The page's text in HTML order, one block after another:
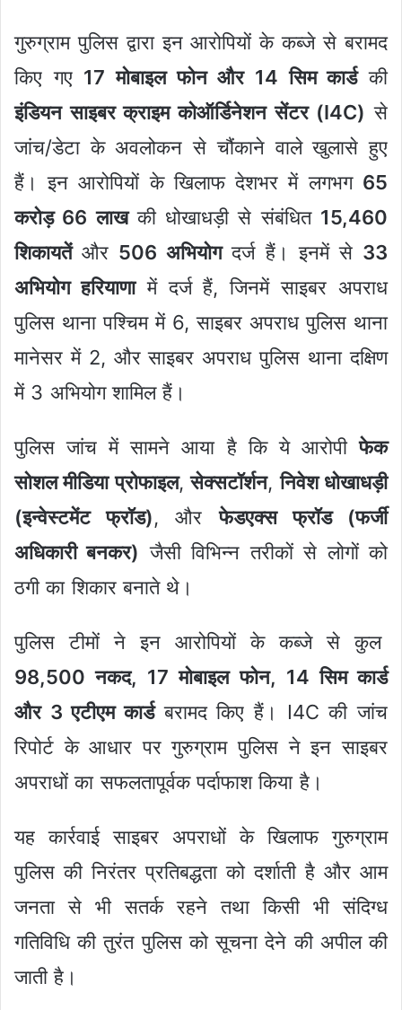
गुरुग्राम पुलिस द्वारा इन आरोपियों के कब्जे से बरामद
किए गए 17 मोबाइल फोन और 14 सिम कार्डकी
इंडियन साइबर क्राइम कोऑर्डिनेशन सेंटर (I4C) से
जांच/डेटा के अवलोकन से चौंकाने वाले खुलासे हुए
हैं। इन आरोपियों के खिलाफ देशभर में लगभग 65
करोड़ 66 लाखकी धोखाधड़ी से संबंधित 15,460
शिकायतेंऔर 506 अभियोगदर्ज हैं। इनमें से 33
अभियोग हरियाणामें दर्ज हैं, जिनमें साइबर अपराध
पुलिस थाना पश्चिम में 6, साइबर अपराध पुलिस थाना
मानेसर में 2, और साइबर अपराध पुलिस थाना दक्षिण
में 3 अभियोग शामिल हैं।
पुलिस जांच में सामने आया है कि ये आरोपीफेक
सोशल मीडिया प्रोफाइल,सेक्सटॉर्शन,निवेश धोखाधड़ी
(इन्वेस्टमेंट फ्रॉड), औरफेडएक्स फ्रॉड (फर्जी
अधिकारी बनकर) जैसी विभिन्न तरीकों से लोगों को
ठगी का शिकार बनाते थे।
पुलिस टीमों ने इन आरोपियों के कब्जे से कुल
98,500 नकद, 17 मोबाइल फोन, 14 सिम कार्ड
और 3 एटीएम कार्डबरामद किए हैं। I4C की जांच
रिपोर्ट के आधार पर गुरुग्राम पुलिस ने इन साइबर
अपराधों का सफलतापूर्वक पर्दाफाश किया है।
यह कार्रवाई साइबर अपराधों के खिलाफ गुरुग्राम
पुलिस की निरंतर प्रतिबद्धता को दर्शाती है और आम
जनता से भी सतर्क रहने तथा किसी भी संदिग्ध
गतिविधि की तुरंत पुलिस को सूचना देने की अपील की
जाती है।